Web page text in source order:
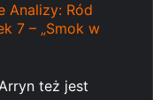
Analizy: Ród
7 – „Smok w
też jest